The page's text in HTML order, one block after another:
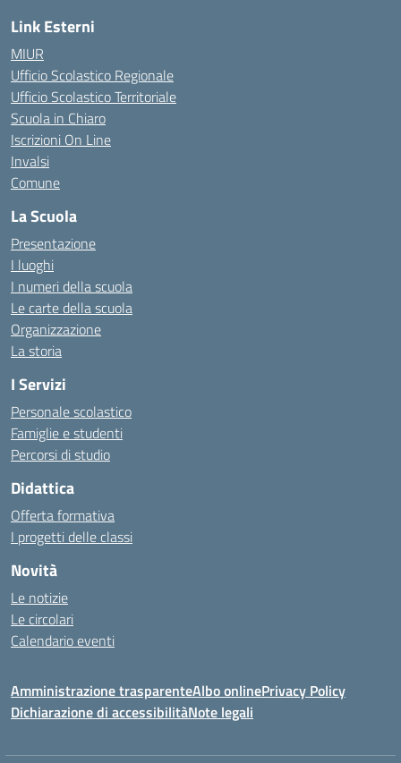
Link Esterni
MIUR
Ufficio Scolastico Regionale
Ufficio Scolastico Territoriale
Scuola in Chiaro
Iscrizioni On Line
Invalsi
Comune
La Scuola
Presentazione
I luoghi
I numeri della scuola
Le carte della scuola
Organizzazione
La storia
I Servizi
Personale scolastico
Famiglie e studenti
Percorsi di studio
Didattica
Offerta formativa
I progetti delle classi
Novità
Le notizie
Le circolari
Calendario eventi
Amministrazione trasparenteAlbo onlinePrivacy Policy
Dichiarazione di accessibilitàNote legali